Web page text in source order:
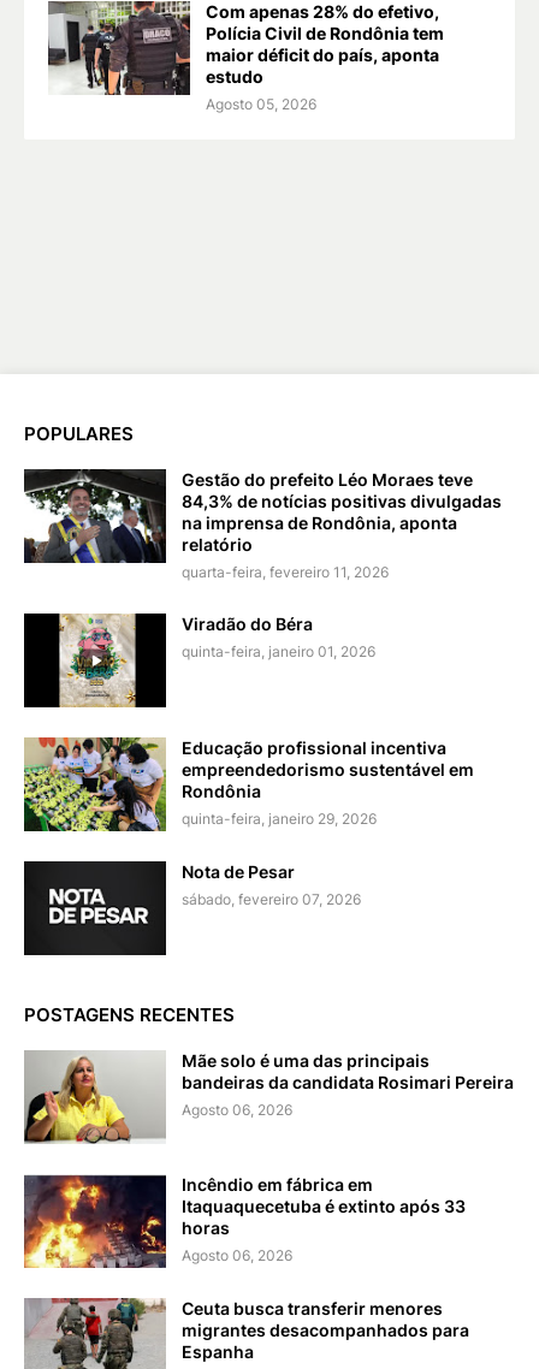
Com apenas 28% do efetivo,
Polícia Civil de Rondônia tem
maior déficit do país, aponta
estudo
Agosto 05, 2026
POPULARES
Gestão do prefeito Léo Moraes teve
84,3% de notícias positivas divulgadas
na imprensa de Rondônia, aponta
relatório
quarta-feira, fevereiro 11, 2026
Viradão do Béra
quinta-feira, janeiro 01, 2026
Educação profissional incentiva
empreendedorismo sustentável em
Rondônia
quinta-feira, janeiro 29, 2026
Nota de Pesar
sábado, fevereiro 07, 2026
POSTAGENS RECENTES
Mãe solo é uma das principais
bandeiras da candidata Rosimari Pereira
Agosto 06, 2026
Incêndio em fábrica em
Itaquaquecetuba é extinto após 33
horas
Agosto 06, 2026
Ceuta busca transferir menores
migrantes desacompanhados para
Espanha